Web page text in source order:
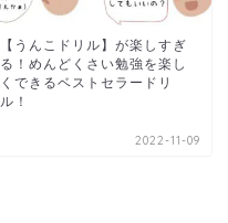
【うんこドリル】が楽しすぎ
る！めんどくさい勉強を楽し
くできるベストセラードリ
ル！
2022-11-09